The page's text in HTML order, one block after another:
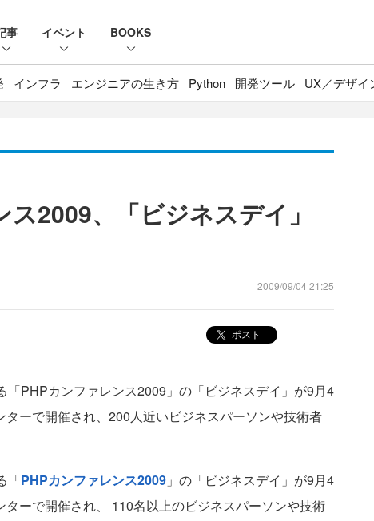
事 イベント BOOKS
インフラ エンジニアの生き方 Python 開発ツール UX／デザイ
2009、「ビジネスデイ」
2009/09/04 21:25
ポスト
PHPカンファレンス2009」の「ビジネスデイ」が9月4
ーで開催され、200人近いビジネスパーソンや技術者
「PHPカンファレンス2009 」の「ビジネスデイ」が9月4
ーで開催され、 110名以上のビジネスパーソンや技術